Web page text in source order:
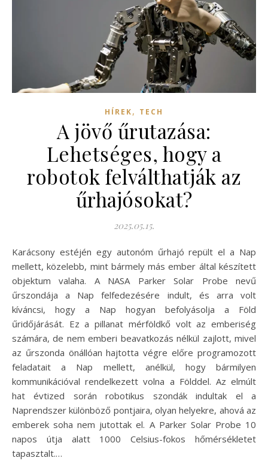
HÍREK, TECH
A jövő űrutazása:
Lehetséges, hogy a
robotok felválthatják az
űrhajósokat?
2025.05.15.
Karácsony estéjén egy autonóm űrhajó repült el a Nap
mellett, közelebb, mint bármely más ember által készített
objektum valaha. A NASA Parker Solar Probe nevű
űrszondája a Nap felfedezésére indult, és arra volt
kíváncsi, hogy a Nap hogyan befolyásolja a Föld
űridőjárását. Ez a pillanat mérföldkő volt az emberiség
számára, de nem emberi beavatkozás nélkül zajlott, mivel
az űrszonda önállóan hajtotta végre előre programozott
feladatait a Nap mellett, anélkül, hogy bármilyen
kommunikációval rendelkezett volna a Földdel. Az elmúlt
hat évtized során robotikus szondák indultak el a
Naprendszer különböző pontjaira, olyan helyekre, ahová az
emberek soha nem jutottak el. A Parker Solar Probe 10
napos útja alatt 1000 Celsius-fokos hőmérsékletet
tapasztalt.…